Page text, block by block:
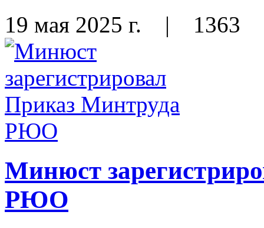
19 мая 2025 г. | 1363
Минюст
РЮО